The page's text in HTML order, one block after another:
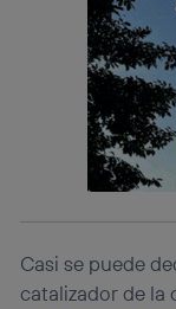
Casi se puede
catalizador de la
identificador.
Si utilizas una
el marketing
actividades
que hayan
Si utilizas
“Administrar
visitando el
(“consenthub”)